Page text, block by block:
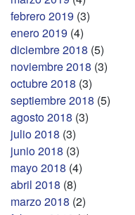
febrero 2019 (3)
enero 2019 (4)
diciembre 2018 (5)
noviembre 2018 (3)
octubre 2018 (3)
septiembre 2018 (5)
agosto 2018 (3)
julio 2018 (3)
junio 2018 (3)
mayo 2018 (4)
abril 2018 (8)
marzo 2018 (2)